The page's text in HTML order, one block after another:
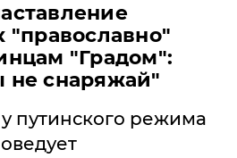
"православно"
"Градом":
не снаряжай"
путинского режима